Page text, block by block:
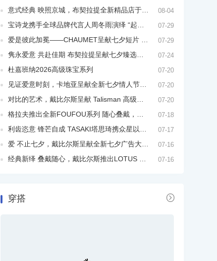
意式经典 映照京城，布契拉提全新精品店于国贸商城一层盛大启幕 08-04
宝诗龙携手全球品牌代言人周冬雨演绎 “起飞吧，丰盈人生” 七夕广告大片 07-29
爱是彼此加冕——CHAUMET呈献七夕短片 特邀品牌大使文淇出演、周璟豪执导 07-29
隽永爱意 共赴佳期 布契拉提呈献七夕臻选佳作 07-24
杜嘉班纳2026高级珠宝系列 07-20
见证爱意时刻，卡地亚呈献全新七夕情人节短片 07-20
对比的艺术，戴比尔斯呈献 Talisman 高级珠宝系列新作 07-20
格拉夫推出全新FOUFOU系列 随心叠戴，为日夜造型添上灵动光芒 07-18
利齿恣意 锋芒自成 TASAKI塔思琦携众星以全新danger利齿系列点亮摩登型格 07-17
爱 不止七夕，戴比尔斯呈献全新七夕广告大片 致意日常中的笃定自我 07-16
经典新绎 叠戴随心，戴比尔斯推出LOTUS BY DE BEERS莲花系列全新臻作 07-16
穿搭 